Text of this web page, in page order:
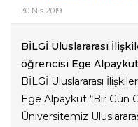
30 Nis 2019
BİLGİ Uluslararası
öğrencisi Ege
BİLGİ Uluslararası
Ege Alpaykut “Bir Gün
Üniversitemiz